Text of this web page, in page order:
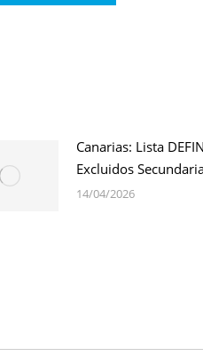
Canarias: Lista
Excluidos
14/04/2026